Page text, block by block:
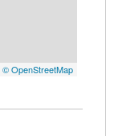
© OpenStreetMap